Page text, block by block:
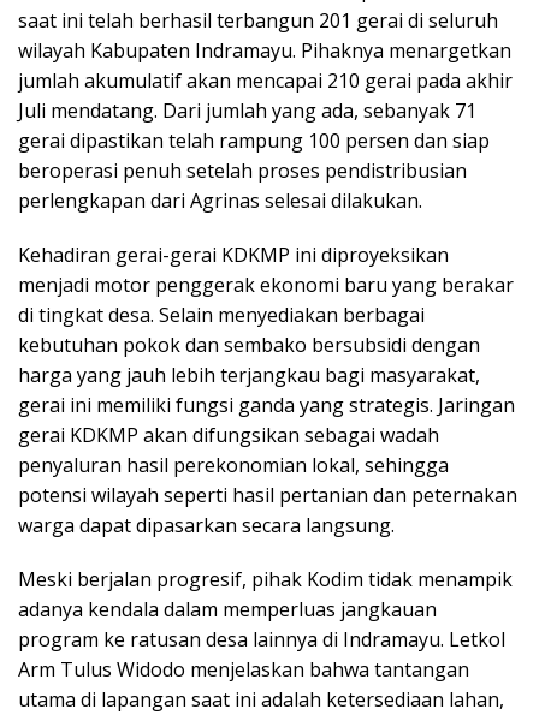
saat ini telah berhasil terbangun 201 gerai di seluruh
wilayah Kabupaten Indramayu. Pihaknya menargetkan
jumlah akumulatif akan mencapai 210 gerai pada akhir
Juli mendatang. Dari jumlah yang ada, sebanyak 71
gerai dipastikan telah rampung 100 persen dan siap
beroperasi penuh setelah proses pendistribusian
perlengkapan dari Agrinas selesai dilakukan.
​Kehadiran gerai-gerai KDKMP ini diproyeksikan
menjadi motor penggerak ekonomi baru yang berakar
di tingkat desa. Selain menyediakan berbagai
kebutuhan pokok dan sembako bersubsidi dengan
harga yang jauh lebih terjangkau bagi masyarakat,
gerai ini memiliki fungsi ganda yang strategis. Jaringan
gerai KDKMP akan difungsikan sebagai wadah
penyaluran hasil perekonomian lokal, sehingga
potensi wilayah seperti hasil pertanian dan peternakan
warga dapat dipasarkan secara langsung.
​Meski berjalan progresif, pihak Kodim tidak menampik
adanya kendala dalam memperluas jangkauan
program ke ratusan desa lainnya di Indramayu. Letkol
Arm Tulus Widodo menjelaskan bahwa tantangan
utama di lapangan saat ini adalah ketersediaan lahan,